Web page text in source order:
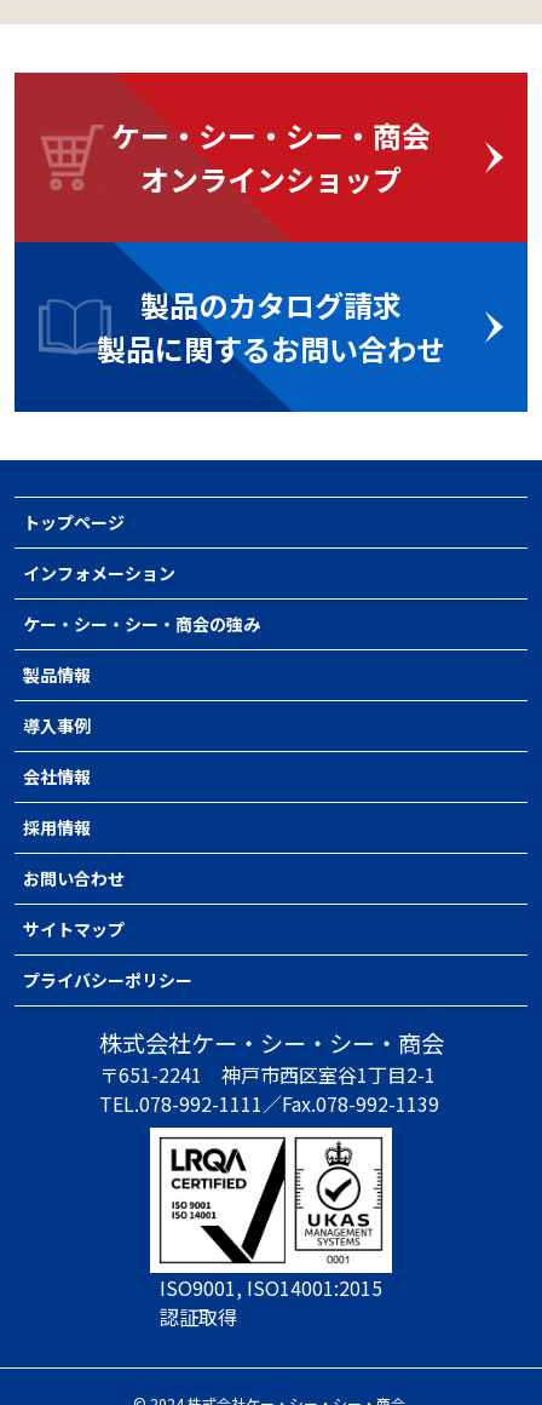
ケー・シー・シー・商会
オンラインショップ
製品のカタログ請求
製品に関するお問い合わせ
トップページ
インフォメーション
ケー・シー・シー・商会の強み
製品情報
導入事例
会社情報
採用情報
お問い合わせ
サイトマップ
プライバシーポリシー
株式会社ケー・シー・シー・商会
〒651-2241 神戸市西区室谷1丁目2-1
TEL.078-992-1111／Fax.078-992-1139
ISO9001, ISO14001:2015
認証取得